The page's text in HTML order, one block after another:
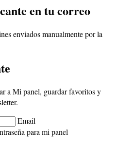
en tu correo
enviados manualmente por la
a Mi panel, guardar favoritos y
Email
para mi panel